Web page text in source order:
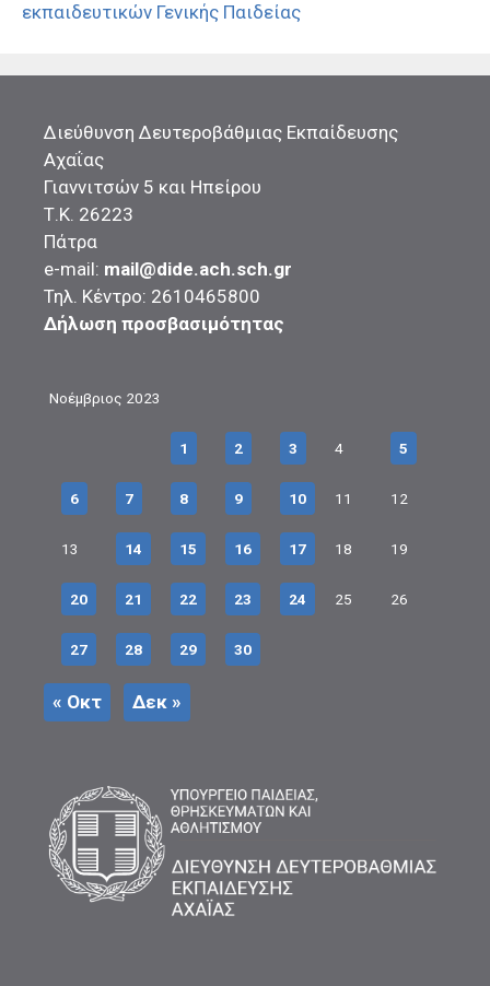
εκπαιδευτικών Γενικής Παιδείας
Διεύθυνση Δευτεροβάθμιας Εκπαίδευσης
Αχαΐας
Γιαννιτσών 5 και Ηπείρου
Τ.Κ. 26223
Πάτρα
e-mail: mail@dide.ach.sch.gr
Τηλ. Κέντρο: 2610465800
Δήλωση προσβασιμότητας
Νοέμβριος 2023
1 2 3 4 5
6 7 8 9 10 11 12
13 14 15 16 17 18 19
20 21 22 23 24 25 26
27 28 29 30
« Οκτ Δεκ »